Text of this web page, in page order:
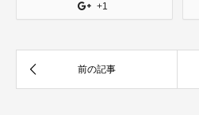
+1